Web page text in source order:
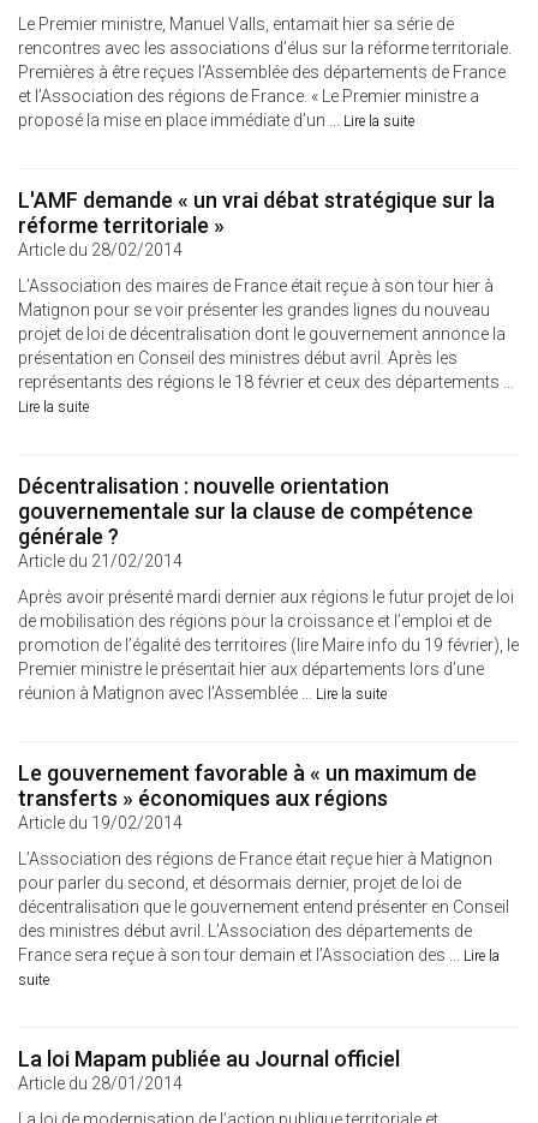
Le Premier ministre, Manuel Valls, entamait hier sa série de
rencontres avec les associations d’élus sur la réforme territoriale.
Premières à être reçues l’Assemblée des départements de France
et l’Association des régions de France. « Le Premier ministre a
proposé la mise en place immédiate d’un ... Lire la suite
L'AMF demande « un vrai débat stratégique sur la
réforme territoriale »
Article du 28/02/2014
L’Association des maires de France était reçue à son tour hier à
Matignon pour se voir présenter les grandes lignes du nouveau
projet de loi de décentralisation dont le gouvernement annonce la
présentation en Conseil des ministres début avril. Après les
représentants des régions le 18 février et ceux des départements ...
Lire la suite
Décentralisation : nouvelle orientation
gouvernementale sur la clause de compétence
générale ?
Article du 21/02/2014
Après avoir présenté mardi dernier aux régions le futur projet de loi
de mobilisation des régions pour la croissance et l’emploi et de
promotion de l’égalité des territoires (lire Maire info du 19 février), le
Premier ministre le présentait hier aux départements lors d’une
réunion à Matignon avec l’Assemblée ... Lire la suite
Le gouvernement favorable à « un maximum de
transferts » économiques aux régions
Article du 19/02/2014
L’Association des régions de France était reçue hier à Matignon
pour parler du second, et désormais dernier, projet de loi de
décentralisation que le gouvernement entend présenter en Conseil
des ministres début avril. L’Association des départements de
France sera reçue à son tour demain et l’Association des ... Lire la
suite
La loi Mapam publiée au Journal officiel
Article du 28/01/2014